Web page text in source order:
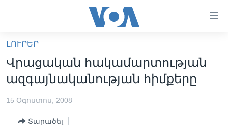
հիմնական
բովանդակությանը
անցնել
հիմնական
բովանդակությանը
բովանդակություն
ԼՈՒՐԵՐ
ՖԻԼՄԵՐ
ԼՈՒՐԵՐ
Վրացական հակամարտության
ազգայնականության հիմքերը
15 Օգոստոս, 2008
Տարածել